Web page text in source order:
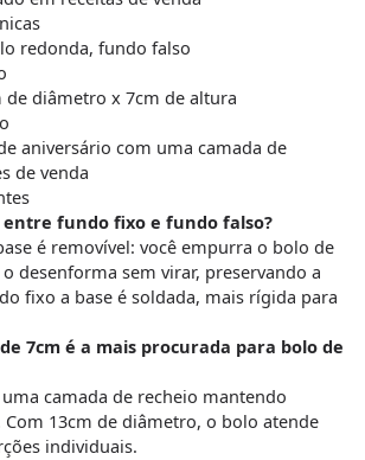
redonda, fundo falso
diâmetro x 7cm de altura
aniversário com uma camada de
de venda
fundo fixo e fundo falso?
é removível: você empurra o bolo de
desenforma sem virar, preservando a
fixo a base é soldada, mais rígida para
7cm é a mais procurada para bolo de
camada de recheio mantendo
13cm de diâmetro, o bolo atende
individuais.